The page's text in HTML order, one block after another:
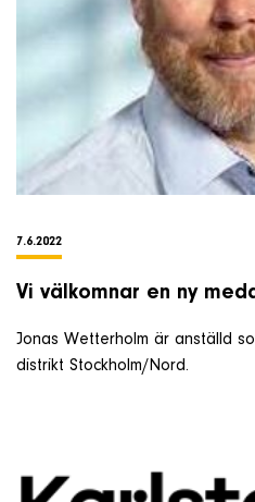
7.6.2022
Vi välkomnar en ny
Jonas Wetterholm är anställd
distrikt Stockholm/Nord.